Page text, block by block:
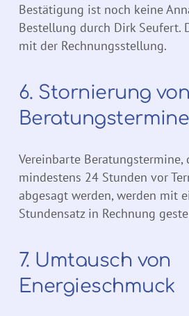
Bestätigung ist noch keine
Bestellung durch Dirk Seufert.
mit der Rechnungsstellung.
6. Stornierung von
Vereinbarte Beratungstermine,
mindestens 24 Stunden vor
abgesagt werden, werden mit
Stundensatz in Rechnung
7. Umtausch von
Energieschmuck